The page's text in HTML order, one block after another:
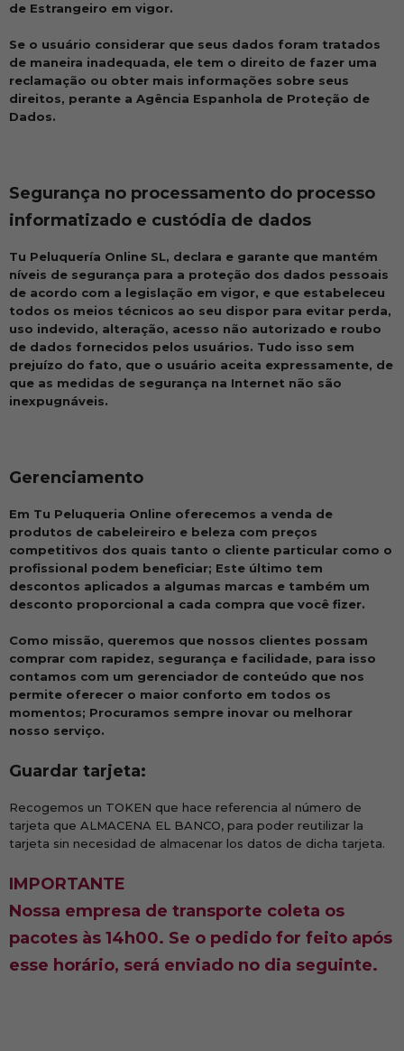
de Estrangeiro em vigor.
Se o usuário considerar que seus dados foram tratados
de maneira inadequada, ele tem o direito de fazer uma
reclamação ou obter mais informações sobre seus
direitos, perante a Agência Espanhola de Proteção de
Dados.
Segurança no processamento do processo
informatizado e custódia de dados
Tu Peluquería Online SL, declara e garante que mantém
níveis de segurança para a proteção dos dados pessoais
de acordo com a legislação em vigor, e que estabeleceu
todos os meios técnicos ao seu dispor para evitar perda,
uso indevido, alteração, acesso não autorizado e roubo
de dados fornecidos pelos usuários. Tudo isso sem
prejuízo do fato, que o usuário aceita expressamente, de
que as medidas de segurança na Internet não são
inexpugnáveis.
Gerenciamento
Em Tu Peluqueria Online oferecemos a venda de
produtos de cabeleireiro e beleza com preços
competitivos dos quais tanto o cliente particular como o
profissional podem beneficiar; Este último tem
descontos aplicados a algumas marcas e também um
desconto proporcional a cada compra que você fizer.
Como missão, queremos que nossos clientes possam
comprar com rapidez, segurança e facilidade, para isso
contamos com um gerenciador de conteúdo que nos
permite oferecer o maior conforto em todos os
momentos; Procuramos sempre inovar ou melhorar
nosso serviço.
Guardar tarjeta:
Recogemos un TOKEN que hace referencia al número de
tarjeta que ALMACENA EL BANCO, para poder reutilizar la
tarjeta sin necesidad de almacenar los datos de dicha tarjeta.
IMPORTANTE
Nossa empresa de transporte coleta os
pacotes às 14h00. Se o pedido for feito após
esse horário, será enviado no dia seguinte.